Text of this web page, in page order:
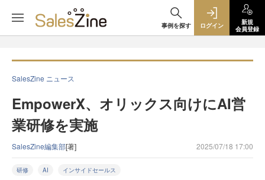
事例を探す ログイン
新規
会員登録
SalesZine ニュース
EmpowerX、オリックス向けにAI営
業研修を実施
SalesZine編集部[著] 2025/07/18 17:00
研修 AI インサイドセールス